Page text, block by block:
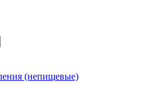
(непищевые)